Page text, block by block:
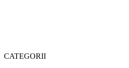
CATEGORII